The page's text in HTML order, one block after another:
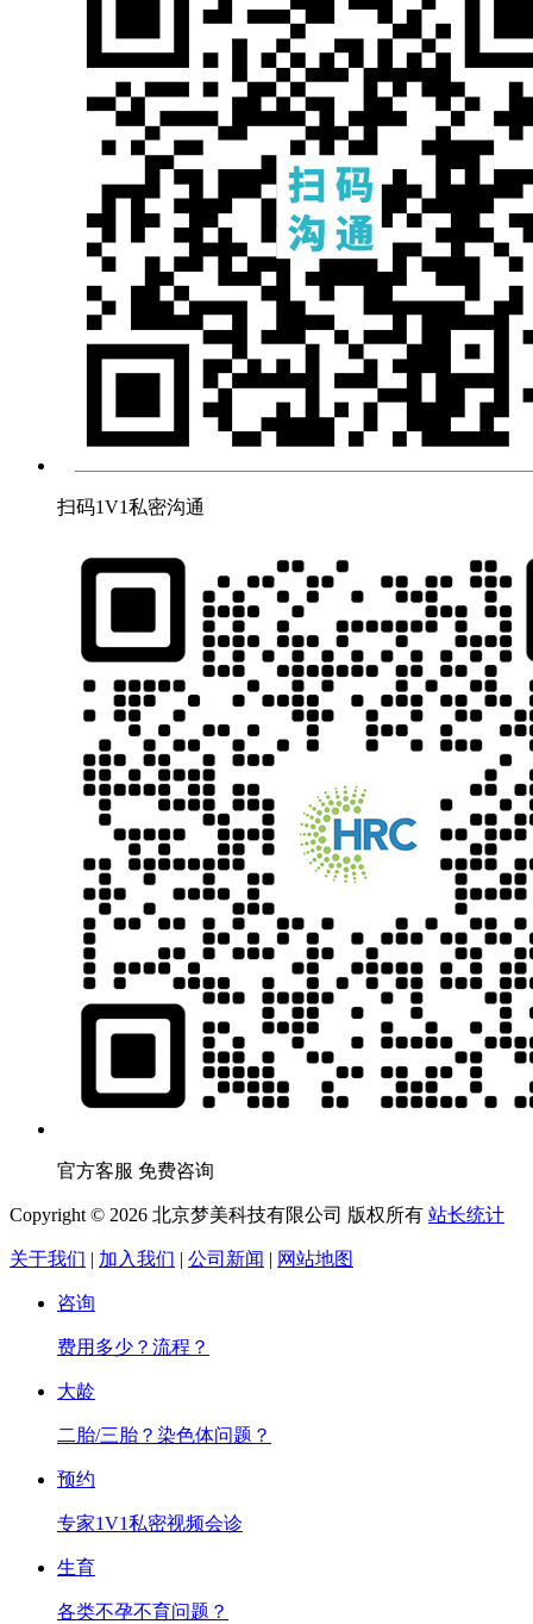
扫码1V1私密沟通
官方客服 免费咨询
Copyright © 2026 北京梦美科技有限公司 版权所有 站长统计
关于我们 | 加入我们 | 公司新闻 | 网站地图
咨询
费用多少？流程？
大龄
二胎/三胎？染色体问题？
预约
专家1V1私密视频会诊
生育
各类不孕不育问题？